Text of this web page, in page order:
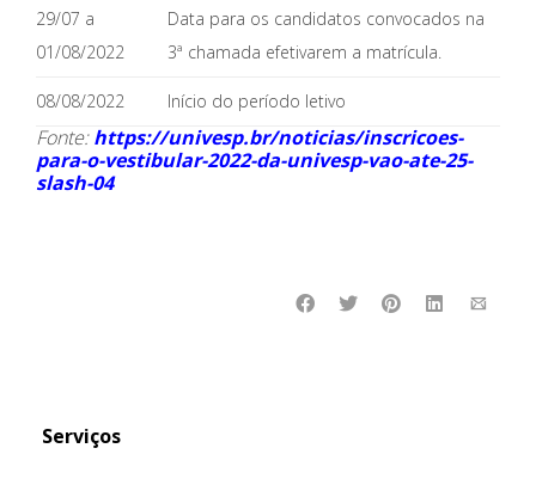
29/07 a
01/08/2022
Data para os candidatos convocados na
3ª chamada efetivarem a matrícula.
08/08/2022 Início do período letivo
Fonte:https://univesp.br/noticias/inscricoes-
para-o-vestibular-2022-da-univesp-vao-ate-25-
slash-04
Serviços